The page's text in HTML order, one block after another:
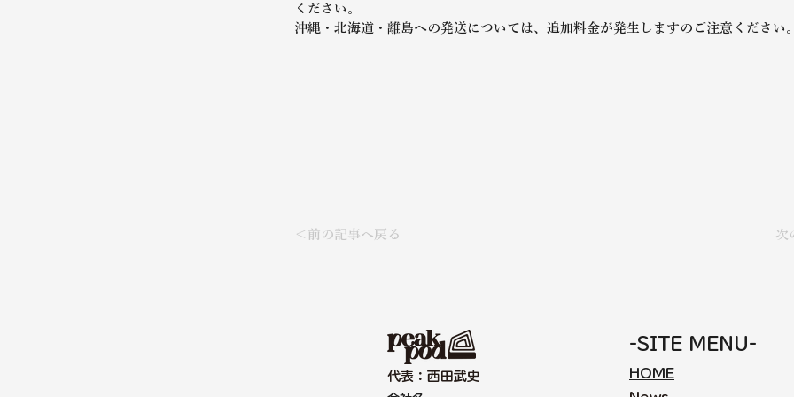
ください。
沖縄・北海道・離島への発送については、追加料金が発生しますのご注意ください。
＜前の記事へ戻る 次
代表：西田武史​​
-SITE MENU-
HOME